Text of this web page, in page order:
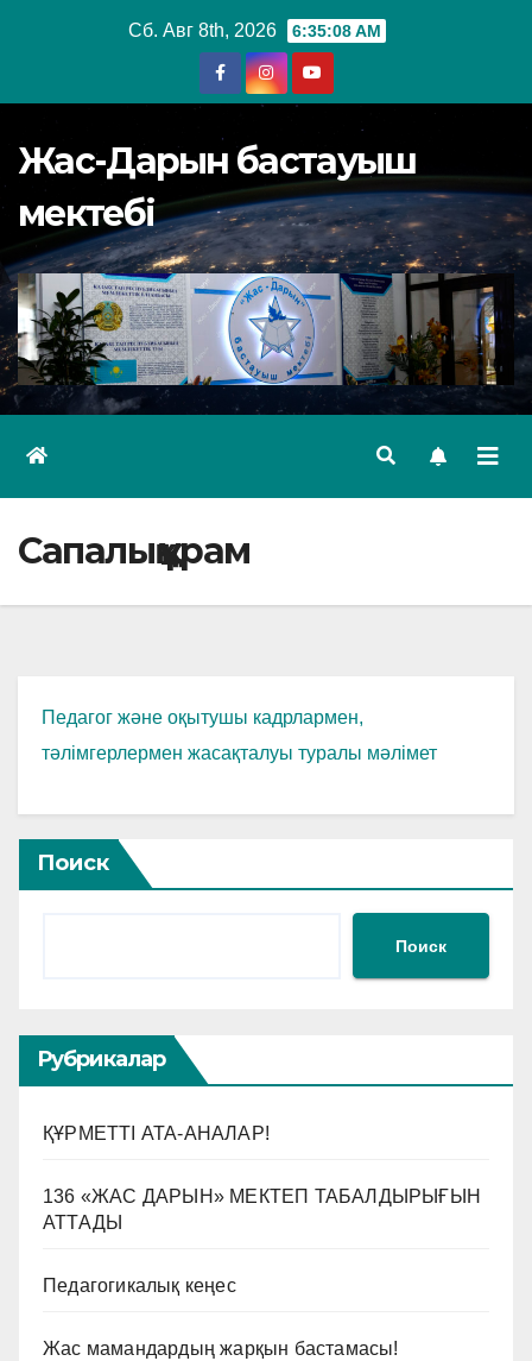
Сб. Авг 8th, 2026 6:35:08 AM
Жас-Дарын бастауыш
мектебі
Сапалық құрам
Педагог және оқытушы кадрлармен,
тәлімгерлермен жасақталуы туралы мәлімет
Поиск
Поиск
Рубрикалар
ҚҰРМЕТТІ АТА-АНАЛАР!
136 «ЖАС ДАРЫН» МЕКТЕП ТАБАЛДЫРЫҒЫН
АТТАДЫ
Педагогикалық кеңес
Жас мамандардың жарқын бастамасы!